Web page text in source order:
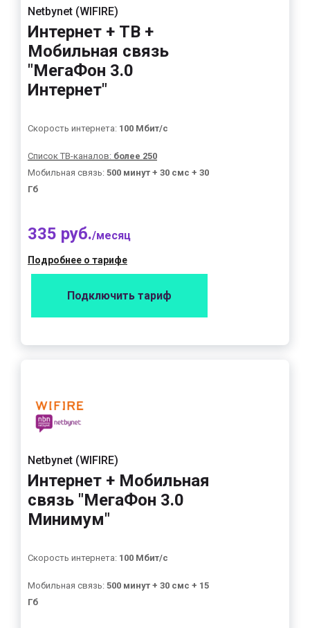
Netbynet (WIFIRE)
Интернет + ТВ +
Мобильная связь
"МегаФон 3.0
Интернет"
Скорость интернета: 100 Мбит/с
Список ТВ-каналов: более 250
Мобильная связь: 500 минут + 30 смс + 30
Гб
335 руб./месяц
Подробнее о тарифе
Подключить тариф
Netbynet (WIFIRE)
Интернет + Мобильная
связь "МегаФон 3.0
Минимум"
Скорость интернета: 100 Мбит/с
Мобильная связь: 500 минут + 30 смс + 15
Гб